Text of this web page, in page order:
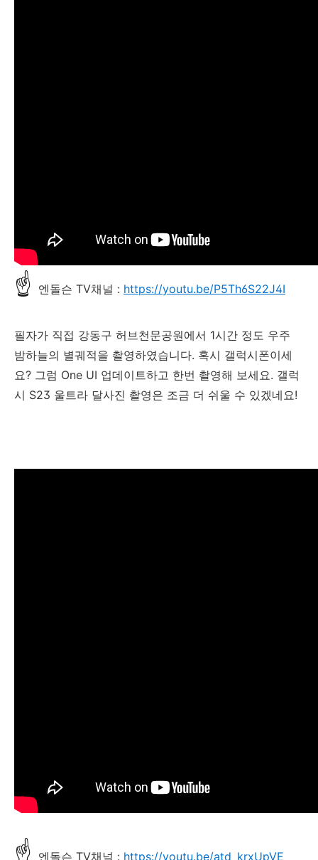
☝ 엔돌슨 TV채널 : https://youtu.be/P5Th6S22J4I
필자가 직접 강동구 허브천문공원에서 1시간 정도 우주
밤하늘의 별궤적을 촬영하였습니다. 혹시 갤럭시폰이세
요? 그럼 One UI 업데이트하고 한번 촬영해 보세요. 갤럭
시 S23 울트라 달사진 촬영은 조금 더 쉬울 수 있겠네요!
☝ 엔돌슨 TV채널 : https://youtu.be/atd_krxUpVE